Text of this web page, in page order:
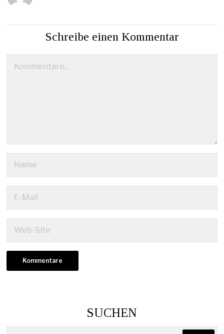
Schreibe einen Kommentar
SUCHEN